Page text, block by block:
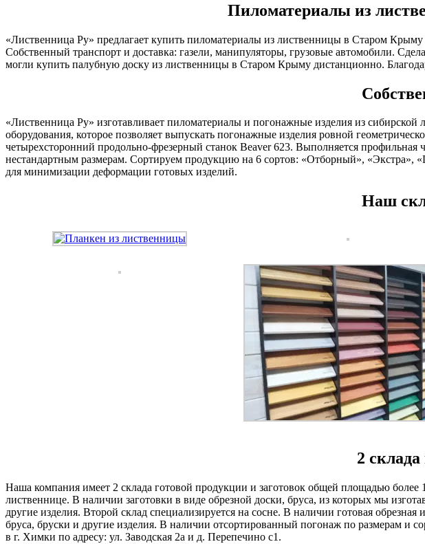
Пиломатериалы из
«Лиственница Ру» предлагает купить пиломатериалы из лиственницы в Старом
Собственный транспорт и доставка: газели, манипуляторы, грузовые автомобили.
могли купить палубную доску из лиственницы в Старом Крыму дистанционно.
«Лиственница Ру» изготавливает пиломатериалы и погонажные изделия из
оборудования, которое позволяет выпускать погонажные изделия ровной
четырехсторонний продольно-фрезерный станок Beaver 623. Выполняется
нестандартным размерам. Сортируем продукцию на 6 сортов: «Отборный»,
для минимизации деформации готовых изделий.
Наш
2
Наша компания имеет 2 склада готовой продукции и заготовок общей площадью
лиственнице. В наличии заготовки в виде обрезной доски, бруса, из которых мы
другие изделия. Второй склад специализируется на сосне. В наличии готовая
бруса, бруски и другие изделия. В наличии отсортированный погонаж по размерам и
в г. Химки по адресу: ул. Заводская 2а и д. Перепечино с1.